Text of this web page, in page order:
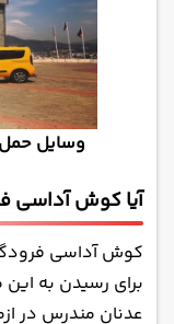
وسایل
آیا کوش آداسی
کوش آداسی
برای رسیدن به این
عدنان مندرس در